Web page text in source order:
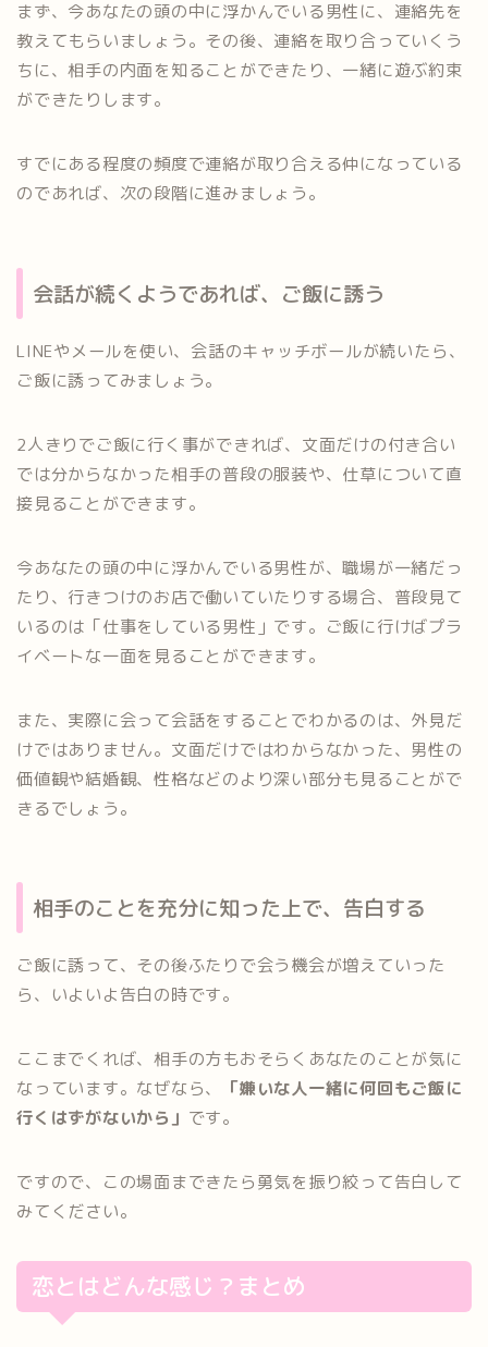
まず、今あなたの頭の中に浮かんでいる男性に、連絡先を
教えてもらいましょう。その後、連絡を取り合っていくう
ちに、相手の内面を知ることができたり、一緒に遊ぶ約束
ができたりします。
すでにある程度の頻度で連絡が取り合える仲になっている
のであれば、次の段階に進みましょう。
会話が続くようであれば、ご飯に誘う
LINEやメールを使い、会話のキャッチボールが続いたら、
ご飯に誘ってみましょう。
2人きりでご飯に行く事ができれば、文面だけの付き合い
では分からなかった相手の普段の服装や、仕草について直
接見ることができます。
今あなたの頭の中に浮かんでいる男性が、職場が一緒だっ
たり、行きつけのお店で働いていたりする場合、普段見て
いるのは「仕事をしている男性」です。ご飯に行けばプラ
イベートな一面を見ることができます。
また、実際に会って会話をすることでわかるのは、外見だ
けではありません。文面だけではわからなかった、男性の
価値観や結婚観、性格などのより深い部分も見ることがで
きるでしょう。
相手のことを充分に知った上で、告白する
ご飯に誘って、その後ふたりで会う機会が増えていった
ら、いよいよ告白の時です。
ここまでくれば、相手の方もおそらくあなたのことが気に
なっています。なぜなら、
「嫌いな人一緒に何回もご飯に
行くはずがないから」 です。
ですので、この場面まできたら勇気を振り絞って告白して
みてください。
恋とはどんな感じ？まとめ